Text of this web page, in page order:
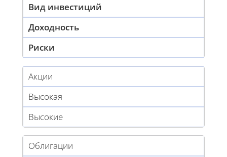
Вид инвестиций
Доходность
Риски
Акции
Высокая
Высокие
Облигации